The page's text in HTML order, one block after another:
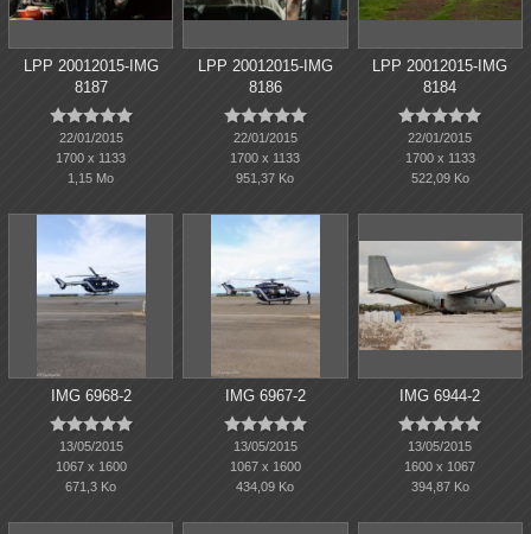
LPP 20012015-IMG
8187

22/01/2015
1700 x 1133
1,15 Mo
LPP 20012015-IMG
8186

22/01/2015
1700 x 1133
951,37 Ko
LPP 20012015-IMG
8184

22/01/2015
1700 x 1133
522,09 Ko
IMG 6968-2

13/05/2015
1067 x 1600
671,3 Ko
IMG 6967-2

13/05/2015
1067 x 1600
434,09 Ko
IMG 6944-2

13/05/2015
1600 x 1067
394,87 Ko